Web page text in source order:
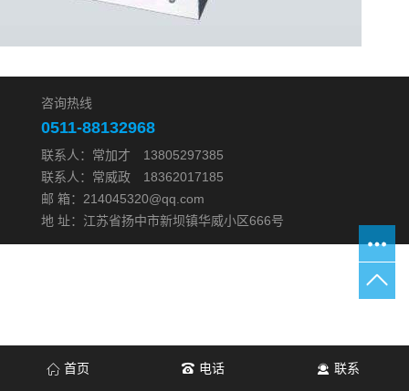
咨询热线
0511-88132968
联系人：常加才 13805297385
联系人：常威政 18362017185
邮 箱：214045320@qq.com
地 址：江苏省扬中市新坝镇华威小区666号
首页 电话 联系